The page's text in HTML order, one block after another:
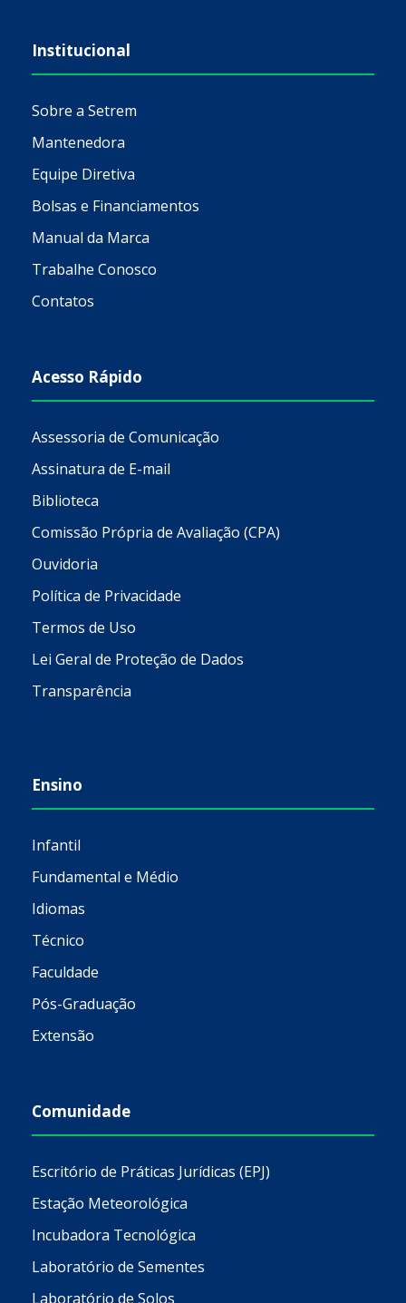
Institucional
Sobre a Setrem
Mantenedora
Equipe Diretiva
Bolsas e Financiamentos
Manual da Marca
Trabalhe Conosco
Contatos
Acesso Rápido
Assessoria de Comunicação
Assinatura de E-mail
Biblioteca
Comissão Própria de Avaliação (CPA)
Ouvidoria
Política de Privacidade
Termos de Uso
Lei Geral de Proteção de Dados
Transparência
Ensino
Infantil
Fundamental e Médio
Idiomas
Técnico
Faculdade
Pós-Graduação
Extensão
Comunidade
Escritório de Práticas Jurídicas (EPJ)
Estação Meteorológica
Incubadora Tecnológica
Laboratório de Sementes
Laboratório de Solos